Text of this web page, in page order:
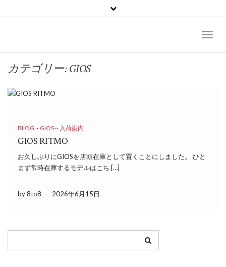
カテゴリー:GIOS
BLOG ~ GIOS~ 入荷案内
GIOS RITMO
お久しぶりにGIOSを店頭在庫として置くことにしました。 ひと
まず常時在庫するモデルはこち […]
by 8to8 - 2026年6月15日